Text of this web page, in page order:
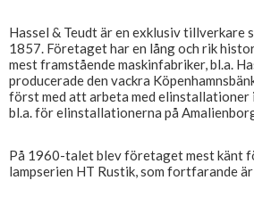
Hassel & Teudt är en exklusiv tillverkare
1857. Företaget har en lång och rik
mest framstående maskinfabriker, bl.a.
producerade den vackra
först med att arbeta med elinstallationer
bl.a. för elinstallationerna på
På 1960-talet blev företaget mest känt
lampserien HT Rustik, som fortfarande